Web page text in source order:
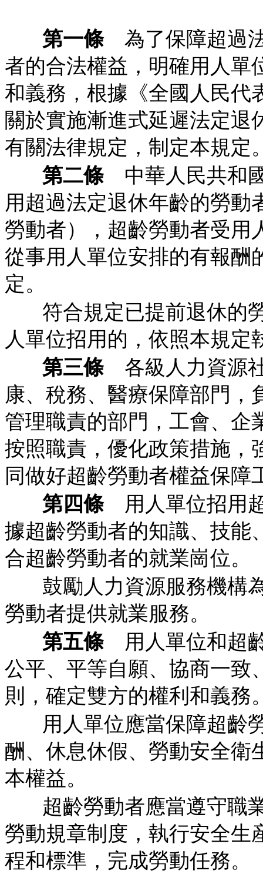
第一條為了保障超過
者的合法權益，明確用人單
和義務，根據《全國人民代
關於實施漸進式延遲法定退
有關法律規定，制定本規定
第二條中華人民共和
用超過法定退休年齡的勞動
勞動者），超齡勞動者受用
從事用人單位安排的有報酬
定。
符合規定已提前退休的
人單位招用的，依照本規定
第三條各級人力資源
康、稅務、醫療保障部門，
管理職責的部門，工會、企
按照職責，優化政策措施，
同做好超齡勞動者權益保障
第四條用人單位招用
據超齡勞動者的知識、技能
合超齡勞動者的就業崗位。
鼓勵人力資源服務機構
勞動者提供就業服務。
第五條用人單位和超
公平、平等自願、協商一致
則，確定雙方的權利和義務
用人單位應當保障超齡
酬、休息休假、勞動安全衛
本權益。
超齡勞動者應當遵守職
勞動規章制度，執行安全生
程和標準，完成勞動任務。